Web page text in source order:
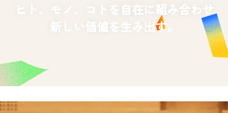
ヒト、モノ、コトを自在に組み合わせ
新しい価値を生み出す。